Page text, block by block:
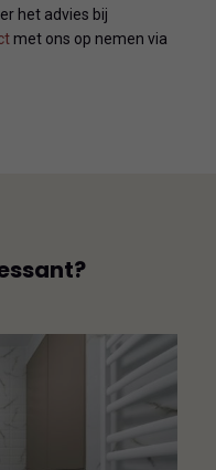
het advies bij
met ons op nemen via